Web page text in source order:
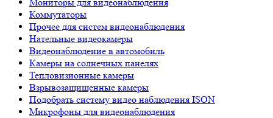
Коммутаторы
Прочее для систем видеонаблюдения
Нательные видеокамеры
Видеонаблюдение в автомобиль
Камеры на солнечных панелях
Тепловизионные камеры
Взрывозащищенные камеры
Подобрать систему видео наблюдения ISON
Микрофоны для видеонаблюдения